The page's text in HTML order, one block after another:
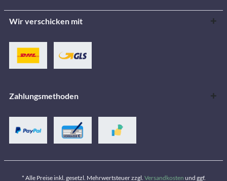
Wir verschicken mit
Zahlungsmethoden
* Alle Preise inkl. gesetzl. Mehrwertsteuer zzgl. Versandkosten und ggf.